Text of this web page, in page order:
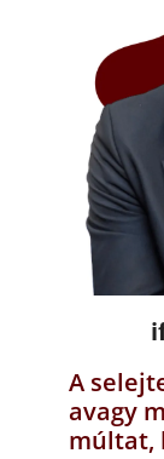
A
avagy
múltat,